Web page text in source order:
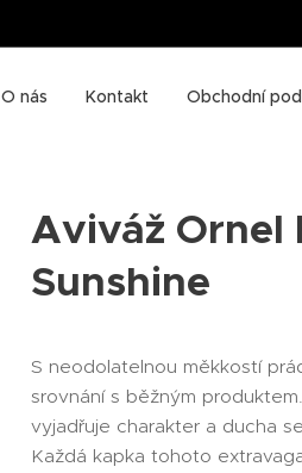
O nás Kontakt Obchodní
Aviváž Ornel
Sunshine
S neodolatelnou měkkostí
srovnání s běžným
vyjadřuje charakter a ducha
Každá kapka tohoto